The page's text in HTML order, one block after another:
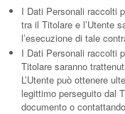
I Dati Personali raccolti
tra il Titolare e l’Utente
l’esecuzione di tale
I Dati Personali raccolti
Titolare saranno
L’Utente può ottenere
legittimo perseguito dal
documento o